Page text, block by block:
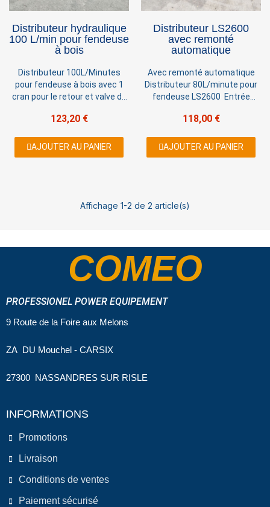
Distributeur hydraulique
100 L/min pour fendeuse
à bois
Distributeur 100L/Minutes
pour fendeuse à bois avec 1
cran pour le retour et valve de
Pas besoin de mettre en place
neutre. Dans le sens retour du
vérin, dès que le distributeur
cran retour. Entrée Sortie 3/4
:"British Standard Pipe" Le
filetage est conique et
l’étanchéité se produit au
filet femelle. Norme ISO 7-1 Le
américain, de type conique
123,20 €
AJOUTER AU PANIER
Distributeur LS2600
avec remonté
automatique
Avec remonté automatique
Distributeur 80L/minute pour
fendeuse LS2600 Entrée
1/2 Possibilité de le fixer
l'intermédiare d'un tube acier
hydraulique Poids:4,5KG
118,00 €
AJOUTER AU PANIER
Affichage 1-2 de 2 article(s)
COMEO
PROFESSIONEL POWER EQUIPEMENT
9 Route de la Foire aux Melons
ZA DU Mouchel - CARSIX
27300 NASSANDRES SUR RISLE
INFORMATIONS
Promotions
Livraison
Conditions de ventes
Paiement sécurisé
Sign in ×
You need to be logged in to save products in your
wish list.
Cancel Sign in